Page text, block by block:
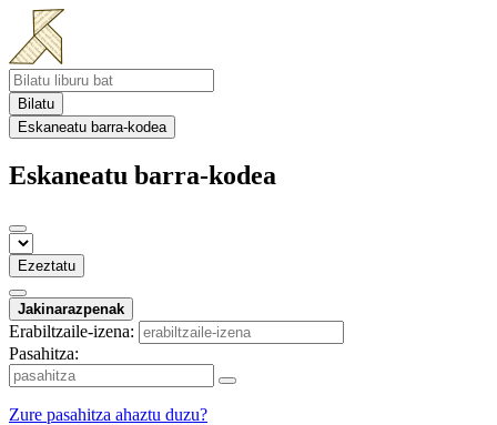
Bilatu
Eskaneatu barra-kodea
Eskaneatu barra-kodea
Ezeztatu
Jakinarazpenak
Erabiltzaile-izena:
Pasahitza:
Zure pasahitza ahaztu duzu?